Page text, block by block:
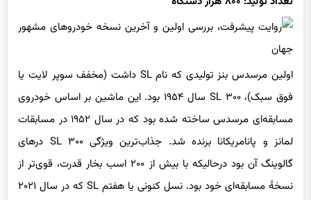
اولین مرسدس بنز تولیدی که نام SL داشت (مخفف سوپر لایت یا
فوق سبک)، ۳۰۰ SL سال ۱۹۵۴ بود. این ماشین بر اساس خودروی
مسابقه‌ای مرسدس ساخته شده بود که در سال ۱۹۵۲ در مسابقات
لمانز و پانامریکانا برنده شد. جذاب‌ترین ویژگی ۳۰۰ SL درهای
گالوینگ آن بود درحالیکه با بیش از ۲۰۰ اسب بخار قدرت، قوی‌تر از
نسخهٔ مسابقه‌ای خود بود. نسل کنونی یا هفتم SL که در سال ۲۰۲۱